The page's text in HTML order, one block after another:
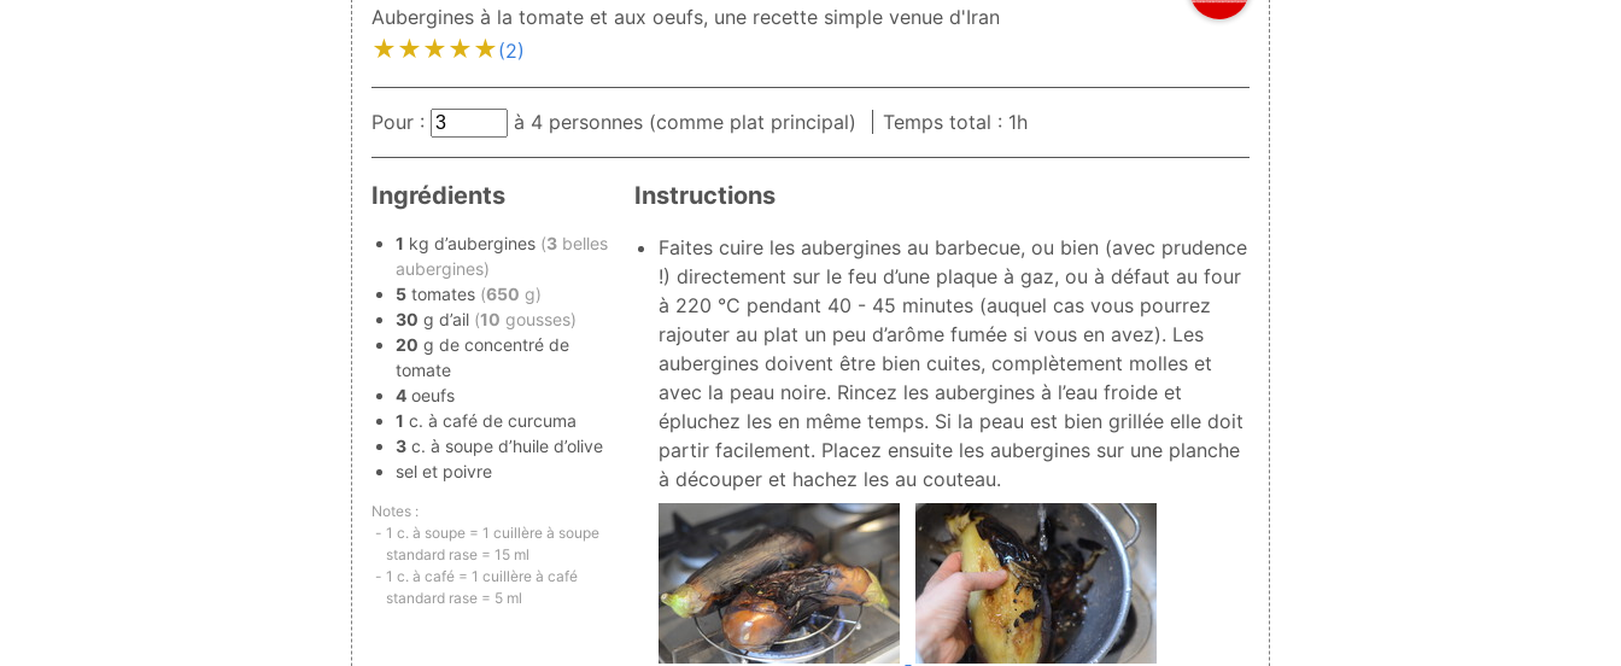
Aubergines à la tomate et aux oeufs, une recette simple venue d'Iran
★★★★★(2)
Pour : à 4 personnes (comme plat principal) Temps total : 1h
Ingrédients
1 kg d’aubergines (3 belles
aubergines)
5 tomates (650 g)
30 g d’ail (10 gousses)
20 g de concentré de
tomate
4 oeufs
1 c. à café de curcuma
3 c. à soupe d’huile d’olive
sel et poivre
Notes :
1 c. à soupe = 1 cuillère à soupe
standard rase = 15 ml
1 c. à café = 1 cuillère à café
standard rase = 5 ml
Instructions
Faites cuire les aubergines au barbecue, ou bien (avec prudence
!) directement sur le feu d’une plaque à gaz, ou à défaut au four
à 220 °C pendant 40 - 45 minutes (auquel cas vous pourrez
rajouter au plat un peu d’arôme fumée si vous en avez). Les
aubergines doivent être bien cuites, complètement molles et
avec la peau noire. Rincez les aubergines à l’eau froide et
épluchez les en même temps. Si la peau est bien grillée elle doit
partir facilement. Placez ensuite les aubergines sur une planche
à découper et hachez les au couteau.